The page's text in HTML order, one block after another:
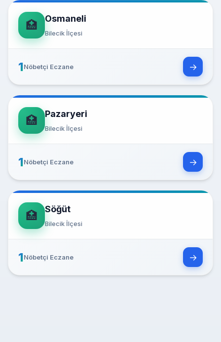
🏥 Osmaneli
Bilecik İlçesi
1Nöbetçi Eczane →
🏥 Pazaryeri
Bilecik İlçesi
1Nöbetçi Eczane →
🏥 Söğüt
Bilecik İlçesi
1Nöbetçi Eczane →